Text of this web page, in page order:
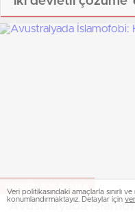
Avustralyada
Veri politikasındaki amaçlarla sınırlı
konumlandırmaktayız. Detaylar için